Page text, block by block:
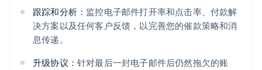
跟踪和分析： 监控电子邮件打开率和点击率、付款解
决方案以及任何客户反馈，以完善您的催款策略和消
息传递。
升级协议： 针对最后一封电子邮件后仍然拖欠的账